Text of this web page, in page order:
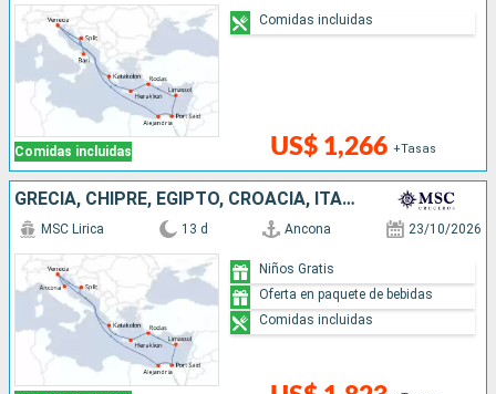
Comidas incluidas US$ 1,266 +Tasas
Comidas incluidas
GRECIA, CHIPRE, EGIPTO, CROACIA, ITALIA
MSC Lirica 13 d Ancona 23/10/2026
Niños Gratis
Oferta en paquete de bebidas
Comidas incluidas